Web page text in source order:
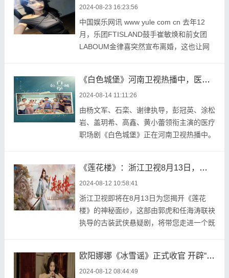
2024-08-23 16:23:56
中国娱乐网讯 www yule com cn 去年12
月，乐团FTISLAND鼓手崔敏焕和前女团
LABOUM金律喜突然宣布离婚，这也让网
《白色城堡》河南卫视热播中，医者仁心，温情社会
2024-08-14 11:11:26
由杨文军、石栾、谢律执导，彭冠英、涂松
岩、盖玥希、高鑫、黄小蕾领衔主演的医疗
职场剧《白色城堡》正在河南卫视热播中。
《莲花楼》：浙江卫视8月13日，共赏武侠悬疑新篇章
2024-08-12 10:58:41
浙江卫视即将在8月13日为您揭开《莲花
楼》的神秘面纱，这部由郭虎和任海涛联袂
执导的古装武侠悬疑剧，将带您走进一个既
欧阳娜娜《冰雪谣》正式收官 开辟“破碎千金感”赛道演技进步受好评
2024-08-12 08:44:49